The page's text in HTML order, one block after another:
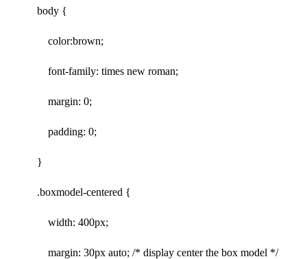
body {
color:brown;
font-family: times new roman;
margin: 0;
padding: 0;
}
.boxmodel-centered {
width: 400px;
margin: 30px auto; /* display center the box model */